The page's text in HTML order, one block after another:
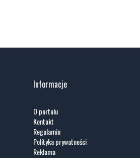
Informacje
O portalu
Kontakt
Regulamin
Polityka prywatności
Reklama